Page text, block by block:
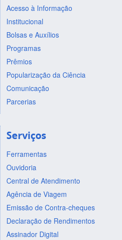
Acesso à Informação
Institucional
Bolsas e Auxílios
Programas
Prêmios
Popularização da Ciência
Comunicação
Parcerias
Serviços
Ferramentas
Ouvidoria
Central de Atendimento
Agência de Viagem
Emissão de Contra-cheques
Declaração de Rendimentos
Assinador Digital